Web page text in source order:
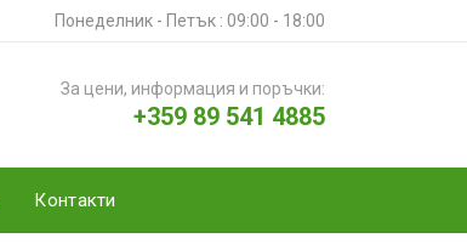
Понеделник - Петък : 09:00 - 18:00
За цени, информация и поръчки:
+359 89 541 4885
Контакти